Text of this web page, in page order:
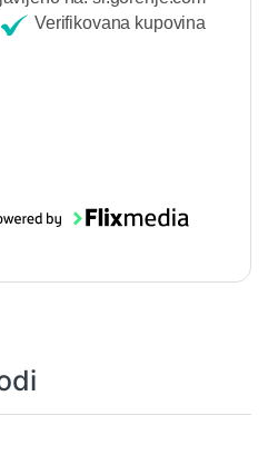
Verifikovana kupovina